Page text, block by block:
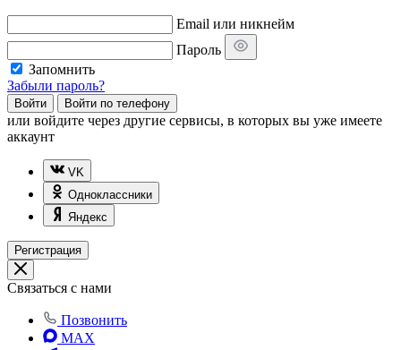
Email или никнейм
Пароль
Запомнить
Забыли пароль?
Войти Войти по телефону
или войдите через другие сервисы, в которых вы уже имеете
аккаунт
VK
Одноклассники
Яндекс
Регистрация
Связаться с нами
Позвонить
MAX